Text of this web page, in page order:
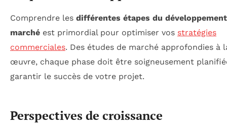
Comprendre les différentes étapes du
marché est primordial pour optimiser vos stratégies
commerciales. Des études de marché approfondies à
œuvre, chaque phase doit être soigneusement
garantir le succès de votre projet.
Perspectives de croissance